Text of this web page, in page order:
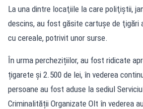
La una dintre locaţiile la care poliţiştii,
descins, au fost găsite cartuşe de ţigări
cu cereale, potrivit unor surse.
În urma perchezițiilor, au fost ridicate
țigarete și 2.500 de lei, în vederea
persoane au fost aduse la sediul
Criminalității Organizate Olt în vederea